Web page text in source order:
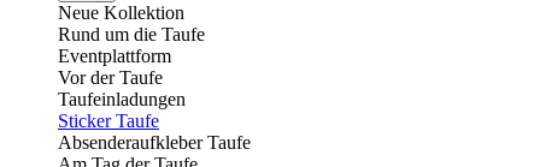
Neue Kollektion
Rund um die Taufe
Eventplattform
Vor der Taufe
Taufeinladungen
Sticker Taufe
Absenderaufkleber Taufe